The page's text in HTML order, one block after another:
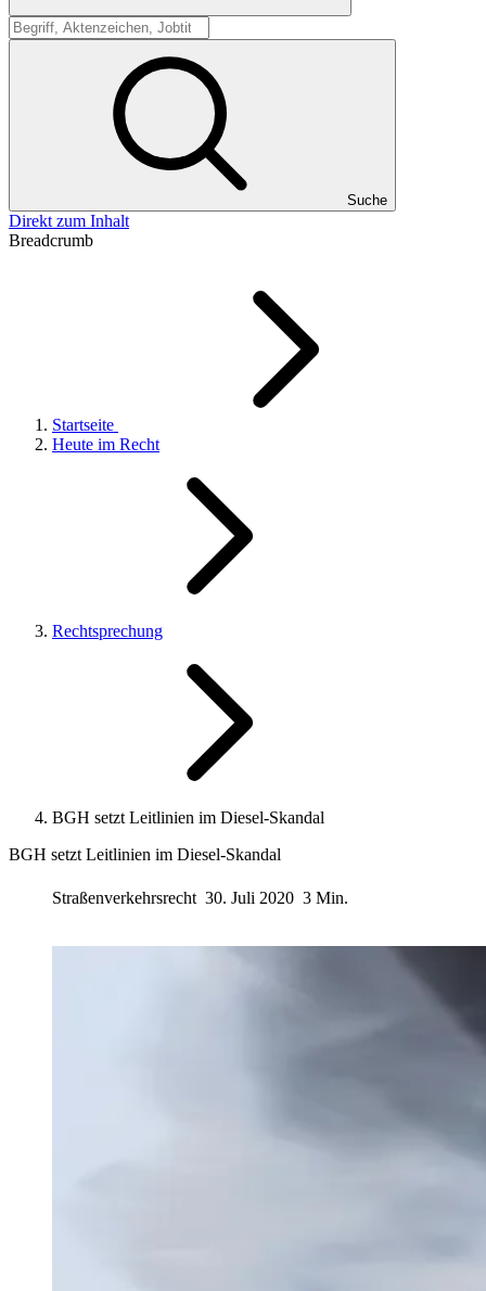
Suche
Suche
Direkt zum Inhalt
Breadcrumb
Startseite
Heute im Recht
Rechtsprechung
BGH setzt Leitlinien im Diesel-Skandal
BGH setzt Leitlinien im Diesel-Skandal
Straßenverkehrsrecht 30. Juli 2020 3 Min.